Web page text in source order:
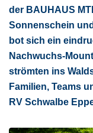
der BAUHAUS
Sonnenschein
bot sich ein
Nachwuchs-
strömten ins
Familien, Teams
RV Schwalbe